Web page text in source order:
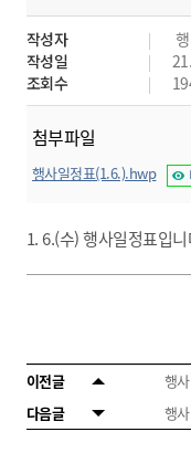
작성자
작성일
조회수
첨부파일
행사일정표(1.6.).hwp
1. 6.(수) 행사일정표입니
이전글
행
다음글
행